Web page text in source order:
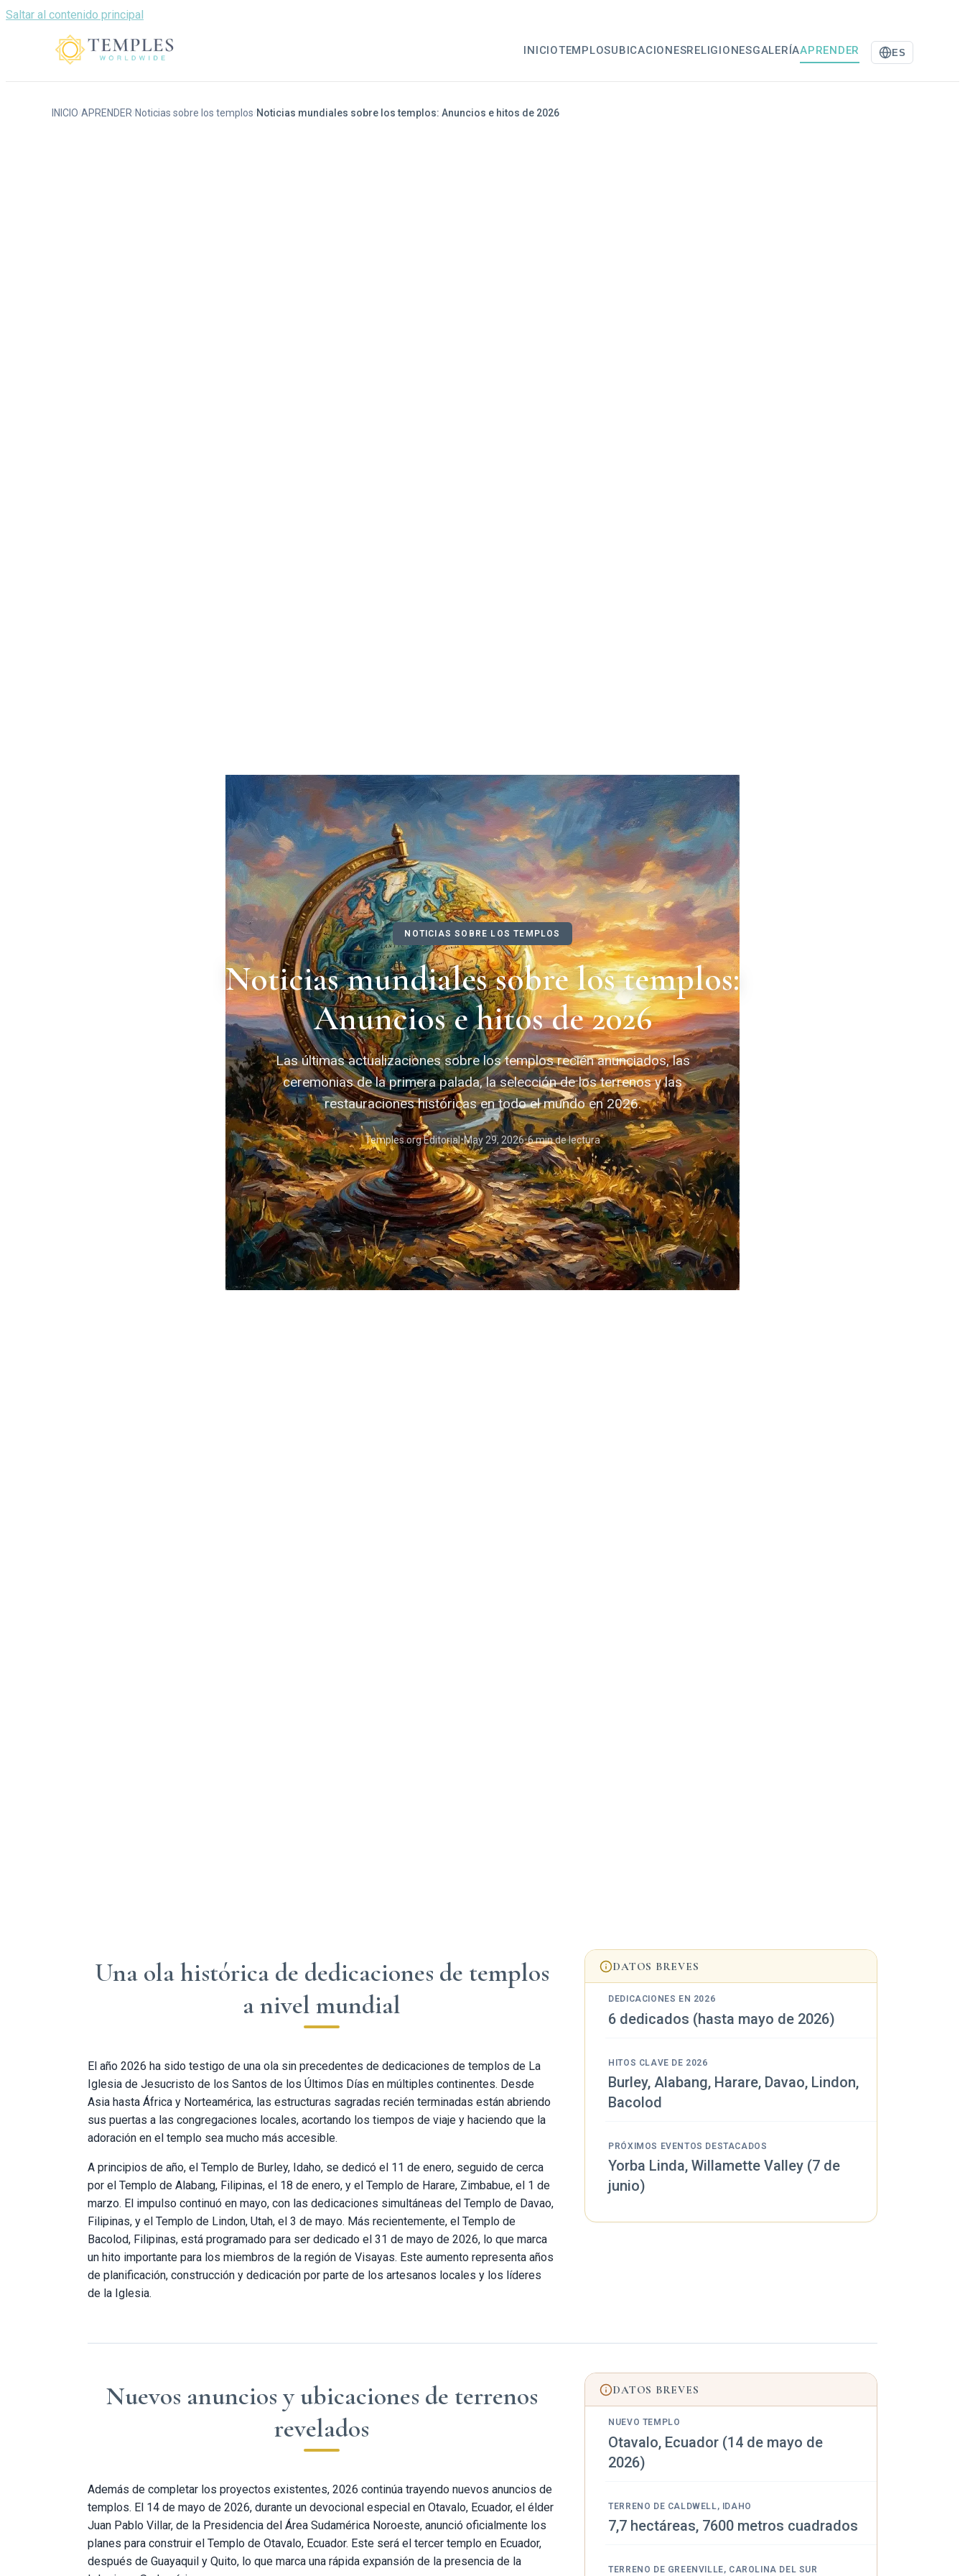
Saltar al contenido principal
INICIOTEMPLOSUBICACIONESRELIGIONESGALERÍAAPRENDER ES
INICIO APRENDER Noticias sobre los templos Noticias mundiales sobre los templos: Anuncios e hitos de 2026
NOTICIAS SOBRE LOS TEMPLOS
Noticias mundiales sobre los templos:
Anuncios e hitos de 2026
Las últimas actualizaciones sobre los templos recién anunciados, las
ceremonias de la primera palada, la selección de los terrenos y las
restauraciones históricas en todo el mundo en 2026.
Temples.org Editorial•May 29, 2026•6 min de lectura
Una ola histórica de dedicaciones de templos
a nivel mundial
El año 2026 ha sido testigo de una ola sin precedentes de dedicaciones de templos de La
Iglesia de Jesucristo de los Santos de los Últimos Días en múltiples continentes. Desde
Asia hasta África y Norteamérica, las estructuras sagradas recién terminadas están abriendo
sus puertas a las congregaciones locales, acortando los tiempos de viaje y haciendo que la
adoración en el templo sea mucho más accesible.
A principios de año, el Templo de Burley, Idaho, se dedicó el 11 de enero, seguido de cerca
por el Templo de Alabang, Filipinas, el 18 de enero, y el Templo de Harare, Zimbabue, el 1 de
marzo. El impulso continuó en mayo, con las dedicaciones simultáneas del Templo de Davao,
Filipinas, y el Templo de Lindon, Utah, el 3 de mayo. Más recientemente, el Templo de
Bacolod, Filipinas, está programado para ser dedicado el 31 de mayo de 2026, lo que marca
un hito importante para los miembros de la región de Visayas. Este aumento representa años
de planificación, construcción y dedicación por parte de los artesanos locales y los líderes
de la Iglesia.
DATOS BREVES
DEDICACIONES EN 2026
6 dedicados (hasta mayo de 2026)
HITOS CLAVE DE 2026
Burley, Alabang, Harare, Davao, Lindon,
Bacolod
PRÓXIMOS EVENTOS DESTACADOS
Yorba Linda, Willamette Valley (7 de
junio)
Nuevos anuncios y ubicaciones de terrenos
revelados
Además de completar los proyectos existentes, 2026 continúa trayendo nuevos anuncios de
templos. El 14 de mayo de 2026, durante un devocional especial en Otavalo, Ecuador, el élder
Juan Pablo Villar, de la Presidencia del Área Sudamérica Noroeste, anunció oficialmente los
planes para construir el Templo de Otavalo, Ecuador. Este será el tercer templo en Ecuador,
después de Guayaquil y Quito, lo que marca una rápida expansión de la presencia de la
DATOS BREVES
NUEVO TEMPLO
Otavalo, Ecuador (14 de mayo de
2026)
TERRENO DE CALDWELL, IDAHO
7,7 hectáreas, 7600 metros cuadrados
TERRENO DE GREENVILLE, CAROLINA DEL SUR